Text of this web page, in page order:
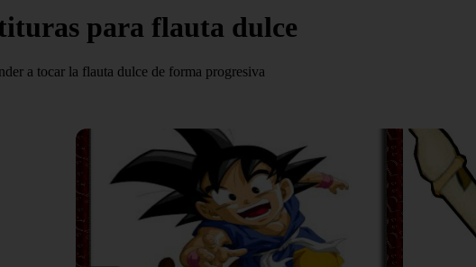
para flauta dulce
a tocar la flauta dulce de forma progresiva